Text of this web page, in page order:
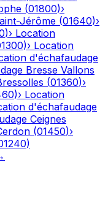
(01800)›
Jérôme (01640)›
)› Location
)› Location
d'échafaudage
Bresse Vallons
(01360)›
)› Location
d'échafaudage
Ceignes
(01450)›
)